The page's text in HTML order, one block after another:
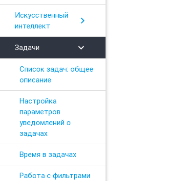
Искусственный
интеллект
chevron_right
Задачи chevron_right
Список задач: общее
описание
Настройка
параметров
уведомлений о
задачах
Время в задачах
Работа с фильтрами